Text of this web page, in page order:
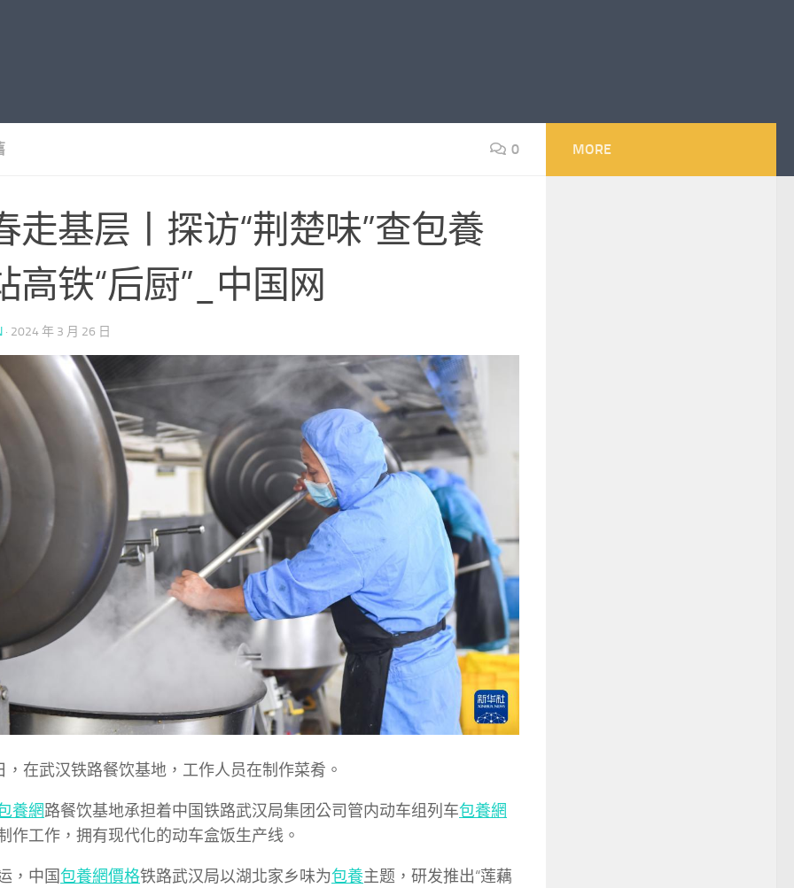
0
走基层丨探访“荆楚味”查包養
高铁“后厨”_中国网
· 2024 年 3 月 26 日
，在武汉铁路餐饮基地，工作人员在制作菜肴。
養網路餐饮基地承担着中国铁路武汉局集团公司管内动车组列车包養網
作工作，拥有现代化的动车盒饭生产线。
，中国包養網價格铁路武汉局以湖北家乡味为包養主题，研发推出“莲藕
MORE